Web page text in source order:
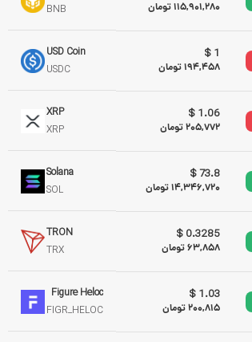
115,901,280تومان
BNB
1
$
194,458تومان
USD Coin
USDC
1.06
$
205,772تومان
XRP
XRP
73.8
$
14,346,720تومان
Solana
SOL
0.3285
$
63,858تومان
TRON
TRX
1.03
$
200,815تومان
Figure Heloc
FIGR_HELOC